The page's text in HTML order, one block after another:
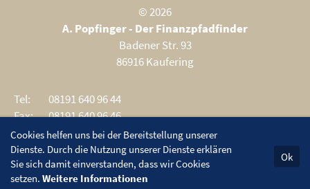
© 2026
A. Popfinger - Der Finanzpfadfinder
Badener Str. 93
86916 Kaufering
Tel:
08191 640 96 44
Fax:
08191 640 96 46
E-Mail:info@der-finanzpfadfinder.de
Cookies helfen uns bei der Bereitstellung unserer
Dienste. Durch die Nutzung unserer Dienste erklären
Sie sich damit einverstanden, dass wir Cookies
setzen. Weitere Informationen
Ok